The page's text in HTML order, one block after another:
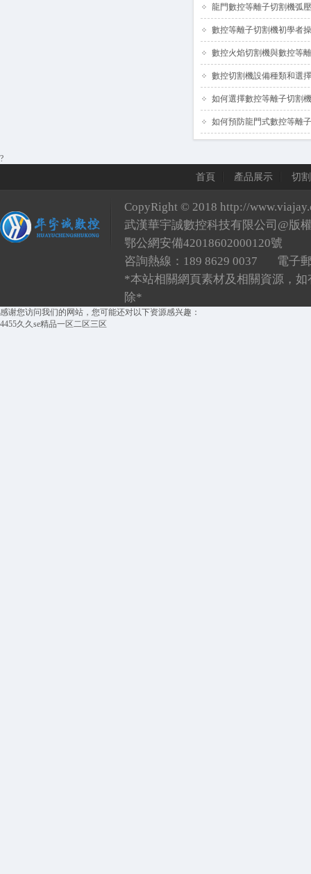
龍門數控等離子切割機弧
數控等離子切割機初學者
數控火焰切割機與數控等
數控切割機設備種類和選擇
如何選擇數控等離子切割
如何預防龍門式數控等離
?
首頁 產品展示 切
CopyRight © 2018 http://
武漢華宇誠數控科技有限公司@版
鄂公網安備42018602000120號
咨詢熱線：189 8629 0037 電子
*本站相關網頁素材及相關資源，
除*
感谢您访问我们的网站，您可能还对以下资源感兴趣：
4455久久se精品一区二区三区